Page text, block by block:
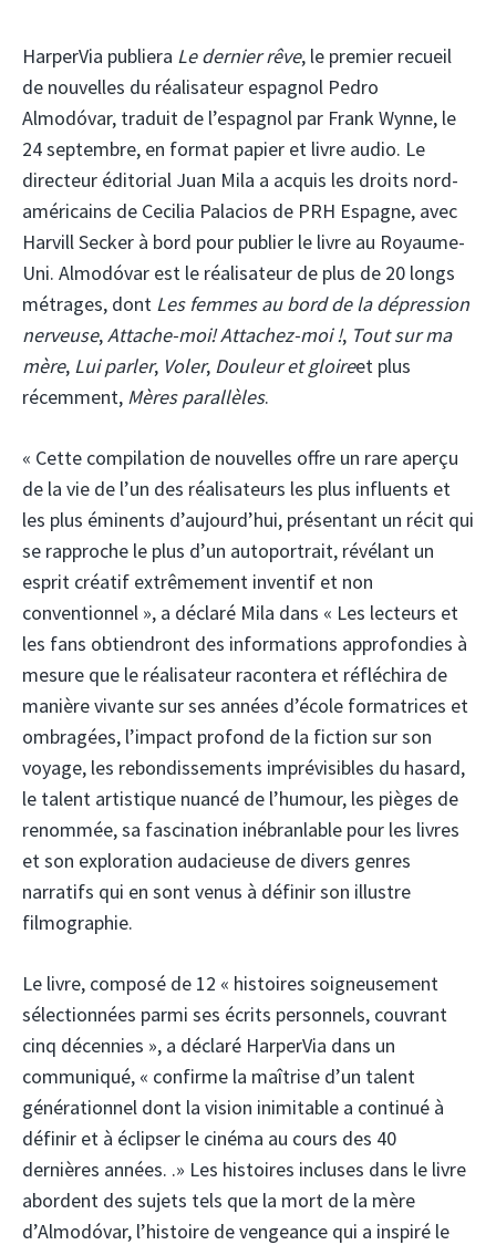
HarperVia publiera Le dernier rêve, le premier recueil
de nouvelles du réalisateur espagnol Pedro
Almodóvar, traduit de l’espagnol par Frank Wynne, le
24 septembre, en format papier et livre audio. Le
directeur éditorial Juan Mila a acquis les droits nord-
américains de Cecilia Palacios de PRH Espagne, avec
Harvill Secker à bord pour publier le livre au Royaume-
Uni. Almodóvar est le réalisateur de plus de 20 longs
métrages, dont Les femmes au bord de la dépression
nerveuse,Attache-moi! Attachez-moi !, Tout sur ma
mère, Lui parler, Voler, Douleur et gloireet plus
récemment, Mères parallèles.
« Cette compilation de nouvelles offre un rare aperçu
de la vie de l’un des réalisateurs les plus influents et
les plus éminents d’aujourd’hui, présentant un récit qui
se rapproche le plus d’un autoportrait, révélant un
esprit créatif extrêmement inventif et non
conventionnel », a déclaré Mila dans « Les lecteurs et
les fans obtiendront des informations approfondies à
mesure que le réalisateur racontera et réfléchira de
manière vivante sur ses années d’école formatrices et
ombragées, l’impact profond de la fiction sur son
voyage, les rebondissements imprévisibles du hasard,
le talent artistique nuancé de l’humour, les pièges de
renommée, sa fascination inébranlable pour les livres
et son exploration audacieuse de divers genres
narratifs qui en sont venus à définir son illustre
filmographie.
Le livre, composé de 12 « histoires soigneusement
sélectionnées parmi ses écrits personnels, couvrant
cinq décennies », a déclaré HarperVia dans un
communiqué, « confirme la maîtrise d’un talent
générationnel dont la vision inimitable a continué à
définir et à éclipser le cinéma au cours des 40
dernières années. .» Les histoires incluses dans le livre
abordent des sujets tels que la mort de la mère
d’Almodóvar, l’histoire de vengeance qui a inspiré le